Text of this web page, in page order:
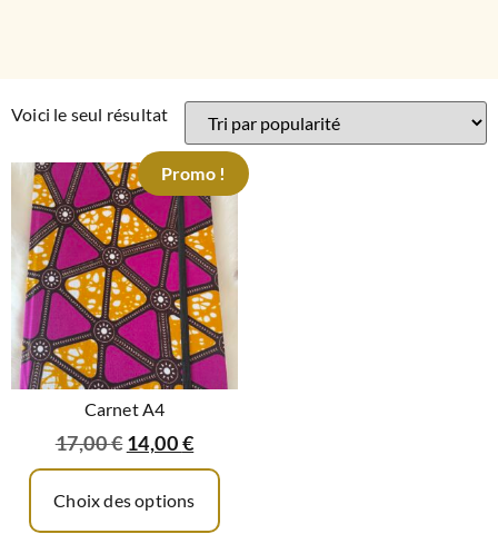
Voici le seul résultat
Promo !
Carnet A4
17,00€ 14,00€
Choix des options